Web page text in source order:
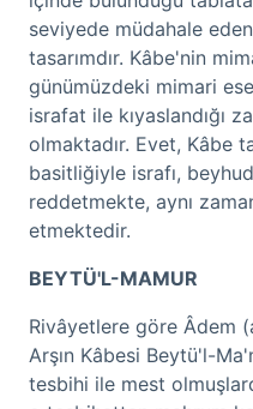
seviyede müdahale
tasarımdır. Kâbe'nin
günümüzdeki mimari
israfat ile kıyaslandığı
olmaktadır. Evet, Kâbe
basitliğiyle israfı,
reddetmekte, aynı
etmektedir.
BEYTÜ'L-MAMUR
Rivâyetlere göre Âdem
Arşın Kâbesi Beytü'l-
tesbihi ile mest